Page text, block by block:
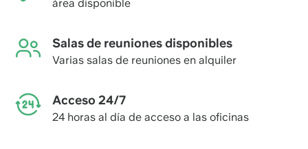
área disponible
Salas de reuniones disponibles
Varias salas de reuniones en alquiler
Acceso 24/7
24 horas al día de acceso a las oficinas